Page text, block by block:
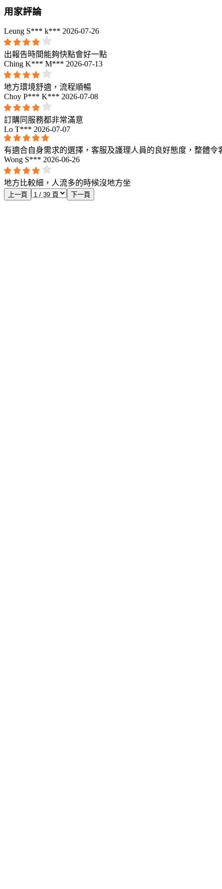
用家評論
Leung S*** k*** 2026-07-26
出報告時間能夠快點會好一點
Ching K*** M*** 2026-07-13
​地方環境舒適，流程順暢
Choy P*** K*** 2026-07-08
訂購同服務都非常滿意
Lo T*** 2026-07-07
有適合自身需求的選擇，客服及護理人員的良好態度，整體令
Wong S*** 2026-06-26
地方比較細，人流多的時候沒地方坐
上一頁 下一頁